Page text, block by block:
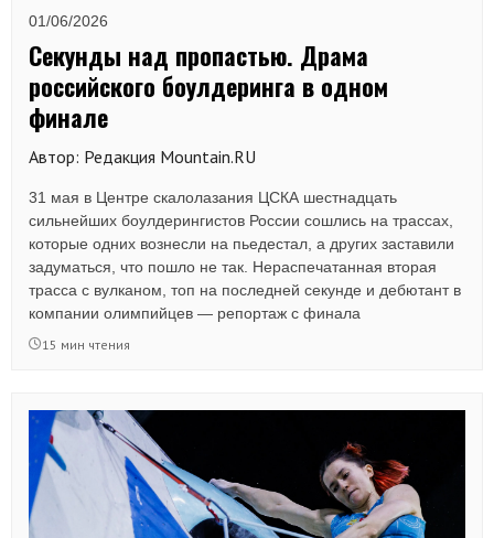
01/06/2026
Секунды над пропастью. Драма
российского боулдеринга в одном
финале
Автор: Редакция Mountain.RU
31 мая в Центре скалолазания ЦСКА шестнадцать
сильнейших боулдерингистов России сошлись на трассах,
которые одних вознесли на пьедестал, а других заставили
задуматься, что пошло не так. Нераспечатанная вторая
трасса с вулканом, топ на последней секунде и дебютант в
компании олимпийцев — репортаж с финала
Всероссийских соревнований на приз памяти Анатолия
15 мин чтения